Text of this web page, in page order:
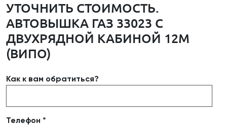
УТОЧНИТЬ СТОИМОСТЬ.
АВТОВЫШКА ГАЗ 33023 С
ДВУХРЯДНОЙ КАБИНОЙ 12М
(ВИПО)
Как к вам обратиться?
Телефон *